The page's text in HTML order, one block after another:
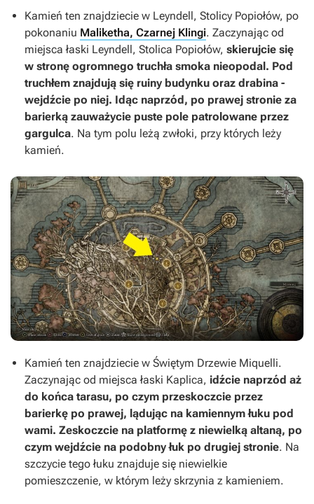
Kamień ten znajdziecie w Leyndell, Stolicy Popiołów, po
pokonaniu Maliketha, Czarnej Klingi. Zaczynając od
miejsca łaski Leyndell, Stolica Popiołów, skierujcie się
w stronę ogromnego truchła smoka nieopodal. Pod
truchłem znajdują się ruiny budynku oraz drabina -
wejdźcie po niej. Idąc naprzód, po prawej stronie za
barierką zauważycie puste pole patrolowane przez
gargulca. Na tym polu leżą zwłoki, przy których leży
kamień.
Kamień ten znajdziecie w Świętym Drzewie Miquelli.
Zaczynając od miejsca łaski Kaplica, idźcie naprzód aż
do końca tarasu, po czym przeskoczcie przez
barierkę po prawej, lądując na kamiennym łuku pod
wami. Zeskoczcie na platformę z niewielką altaną, po
czym wejdźcie na podobny łuk po drugiej stronie. Na
szczycie tego łuku znajduje się niewielkie
pomieszczenie, w którym leży skrzynia z kamieniem.